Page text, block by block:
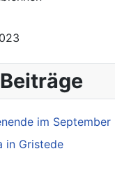
im September
in Gristede